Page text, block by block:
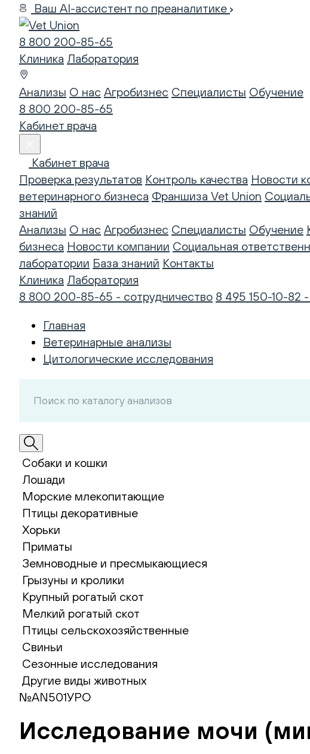
Ваш AI-ассистент по преаналитике
8 800 200-85-65
Клиника Лаборатория
Анализы О нас Агробизнес Специалисты Обучение
8 800 200-85-65
Кабинет врача
Кабинет врача
Проверка результатов Контроль качества Новости
ветеринарного бизнеса Франшиза Vet Union
знаний
Анализы О нас Агробизнес Специалисты Обучение
бизнеса Новости компании Социальная
лаборатории База знаний Контакты
Клиника Лаборатория
8 800 200-85-65 - сотрудничество 8 495 150-10-82
Главная
Ветеринарные анализы
Цитологические исследования
Собаки и кошки
Лошади
Морские млекопитающие
Птицы декоративные
Хорьки
Приматы
Земноводные и пресмыкающиеся
Грызуны и кролики
Крупный рогатый скот
Мелкий рогатый скот
Птицы сельскохозяйственные
Свиньи
Сезонные исследования
Другие виды животных
№AN501УРО
Исследование мочи